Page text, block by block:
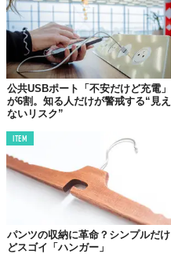
公共USBポート「不安だけど充電」
が6割。知る人だけが警戒する“見え
ないリスク”
ITEM
パンツの収納に革命？シンプルだけ
どスゴイ「ハンガー」